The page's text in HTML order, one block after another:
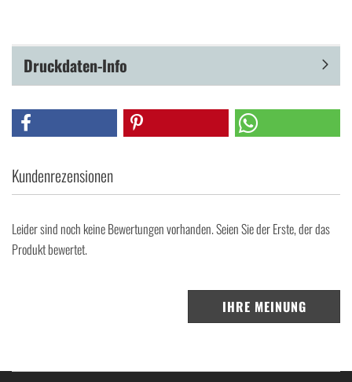
Druckdaten-Info
Kundenrezensionen
Leider sind noch keine Bewertungen vorhanden. Seien Sie der Erste, der das
Produkt bewertet.
IHRE MEINUNG